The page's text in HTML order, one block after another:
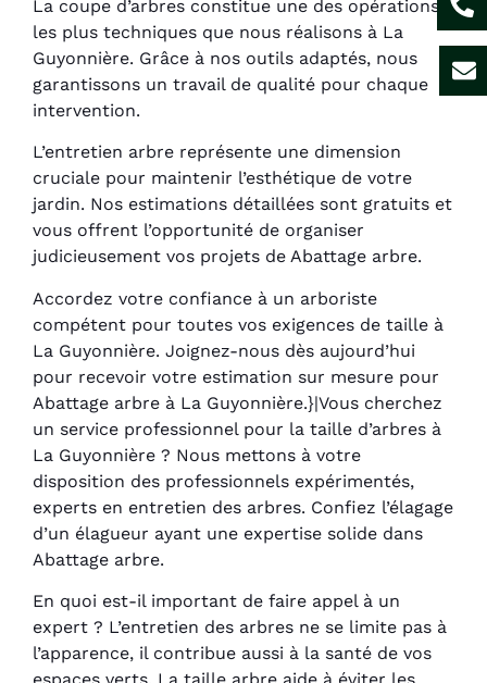
La coupe d’arbres constitue une des opérations
les plus techniques que nous réalisons à La
Guyonnière. Grâce à nos outils adaptés, nous
garantissons un travail de qualité pour chaque
intervention.
L’entretien arbre représente une dimension
cruciale pour maintenir l’esthétique de votre
jardin. Nos estimations détaillées sont gratuits et
vous offrent l’opportunité de organiser
judicieusement vos projets de Abattage arbre.
Accordez votre confiance à un arboriste
compétent pour toutes vos exigences de taille à
La Guyonnière. Joignez-nous dès aujourd’hui
pour recevoir votre estimation sur mesure pour
Abattage arbre à La Guyonnière.}|Vous cherchez
un service professionnel pour la taille d’arbres à
La Guyonnière ? Nous mettons à votre
disposition des professionnels expérimentés,
experts en entretien des arbres. Confiez l’élagage
d’un élagueur ayant une expertise solide dans
Abattage arbre.
En quoi est-il important de faire appel à un
expert ? L’entretien des arbres ne se limite pas à
l’apparence, il contribue aussi à la santé de vos